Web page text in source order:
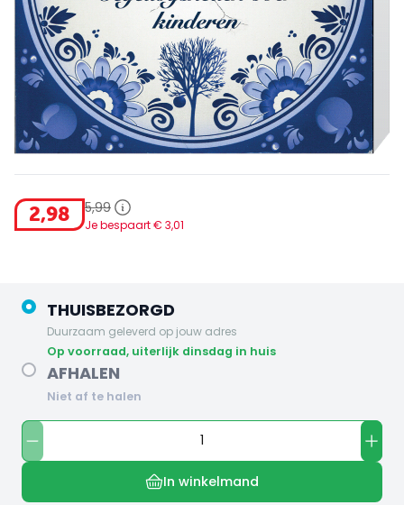
2,98 5,99
Je bespaart € 3,01
THUISBEZORGD
Duurzaam geleverd op jouw adres
op voorraad, uiterlijk dinsdag in huis
AFHALEN
Niet af te halen
In winkelmand